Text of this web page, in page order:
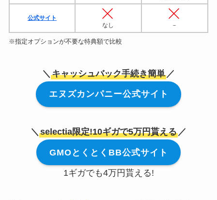
公式サイト
なし
－
※指定オプションが不要な特典額で比較
＼ キャッシュバック手続き簡単 ／
エヌズカンパニー公式サイト
＼ selectia限定!10ギガで5万円貰える ／
GMOとくとくBB公式サイト
1ギガでも4万円貰える!